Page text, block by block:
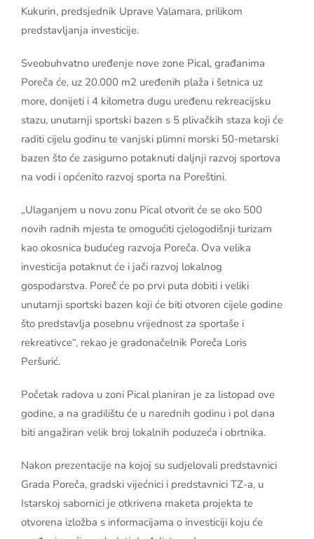
Kukurin, predsjednik Uprave Valamara, prilikom
predstavljanja investicije.
Sveobuhvatno uređenje nove zone Pical, građanima
Poreča će, uz 20.000 m2 uređenih plaža i šetnica uz
more, donijeti i 4 kilometra dugu uređenu rekreacijsku
stazu, unutarnji sportski bazen s 5 plivačkih staza koji će
raditi cijelu godinu te vanjski plimni morski 50-metarski
bazen što će zasigurno potaknuti daljnji razvoj sportova
na vodi i općenito razvoj sporta na Poreštini.
„Ulaganjem u novu zonu Pical otvorit će se oko 500
novih radnih mjesta te omogućiti cjelogodišnji turizam
kao okosnica budućeg razvoja Poreča. Ova velika
investicija potaknut će i jači razvoj lokalnog
gospodarstva. Poreč će po prvi puta dobiti i veliki
unutarnji sportski bazen koji će biti otvoren cijele godine
što predstavlja posebnu vrijednost za sportaše i
rekreativce“, rekao je gradonačelnik Poreča Loris
Peršurić.
Početak radova u zoni Pical planiran je za listopad ove
godine, a na gradilištu će u narednih godinu i pol dana
biti angažiran velik broj lokalnih poduzeća i obrtnika.
Nakon prezentacije na kojoj su sudjelovali predstavnici
Grada Poreča, gradski vijećnici i predstavnici TZ-a, u
Istarskoj sabornici je otkrivena maketa projekta te
otvorena izložba s informacijama o investiciji koju će